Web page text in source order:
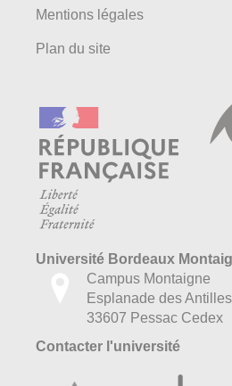
Mentions légales
Plan du site
Université Bordeaux
Campus Montaigne
Esplanade des Antilles
33607 Pessac Cedex
Contacter l'université